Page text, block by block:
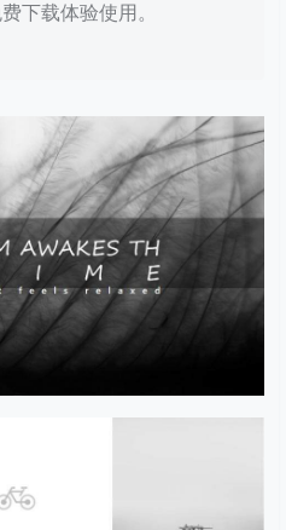
下载体验使用。